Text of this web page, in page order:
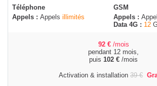
Téléphone
Appels : Appels illimités
GSM
Appels :
Data 4G : 12
92 € /mois
pendant 12 mois,
puis 102 € /mois
Activation & installation 39€